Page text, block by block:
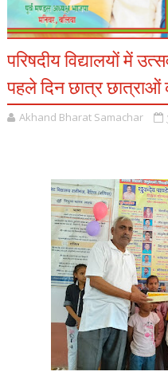
परिषदीय विद्यालयों में
पहले दिन छात्र
Akhand Bharat Samachar